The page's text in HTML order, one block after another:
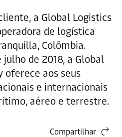
a Global Logistics
de logística
Colômbia.
julho de 2018, a Global
oferece aos seus
e internacionais
aéreo e terrestre.
Compartilhar